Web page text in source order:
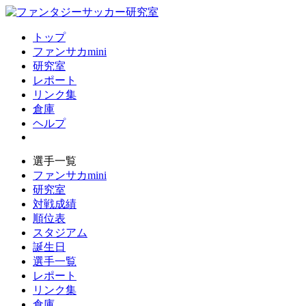
トップ
ファンサカmini
研究室
レポート
リンク集
倉庫
ヘルプ
選手一覧
ファンサカmini
研究室
対戦成績
順位表
スタジアム
誕生日
選手一覧
レポート
リンク集